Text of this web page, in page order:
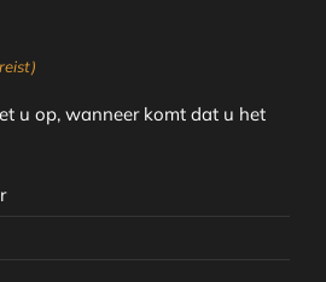
u op, wanneer komt dat u het